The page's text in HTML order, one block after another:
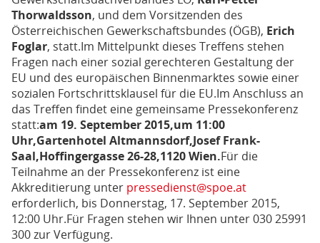
Thorwaldsson, und dem Vorsitzenden des
Österreichischen Gewerkschaftsbundes (ÖGB), Erich
Foglar, statt.Im Mittelpunkt dieses Treffens stehen
Fragen nach einer sozial gerechteren Gestaltung der
EU und des europäischen Binnenmarktes sowie einer
sozialen Fortschrittsklausel für die EU.Im Anschluss an
das Treffen findet eine gemeinsame Pressekonferenz
statt:am 19. September 2015,um 11:00
Uhr,Gartenhotel Altmannsdorf,Josef Frank-
Saal,Hoffingergasse 26-28,1120 Wien.Für die
Teilnahme an der Pressekonferenz ist eine
Akkreditierung unter pressedienst@spoe.at
erforderlich, bis Donnerstag, 17. September 2015,
12:00 Uhr.Für Fragen stehen wir Ihnen unter 030 25991
300 zur Verfügung.